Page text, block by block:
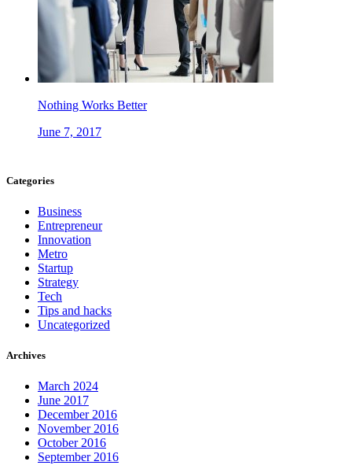
Nothing Works Better
June 7, 2017
Categories
Business
Entrepreneur
Innovation
Metro
Startup
Strategy
Tech
Tips and hacks
Uncategorized
Archives
March 2024
June 2017
December 2016
November 2016
October 2016
September 2016